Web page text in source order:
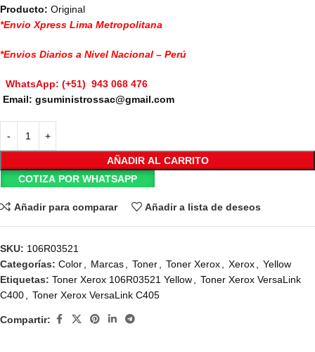
Producto: Original
*Envio Xpress Lima Metropolitana
*Envios Diarios a Nivel Nacional – Perú
WhatsApp: (+51) 943 068 476
Email: gsuministrossac@gmail.com
AÑADIR AL CARRITO
COTIZA POR WHATSAPP
Añadir para comparar Añadir a lista de deseos
SKU: 106R03521
Categorías: Color Marcas Toner Toner Xerox Xerox
Yellow
Etiquetas: Toner Xerox 106R03521 Yellow
Toner Xerox VersaLink
C400
Toner Xerox VersaLink C405
Compartir: